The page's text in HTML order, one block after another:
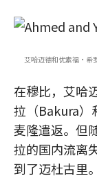
艾哈迈德和优素福·希
在穆比，艾哈
拉（Bakura）
麦隆遣返。但
拉的国内流离
到了迈杜古里。